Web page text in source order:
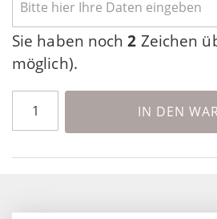
Sie haben noch2 Zeichen
möglich).
IN DEN